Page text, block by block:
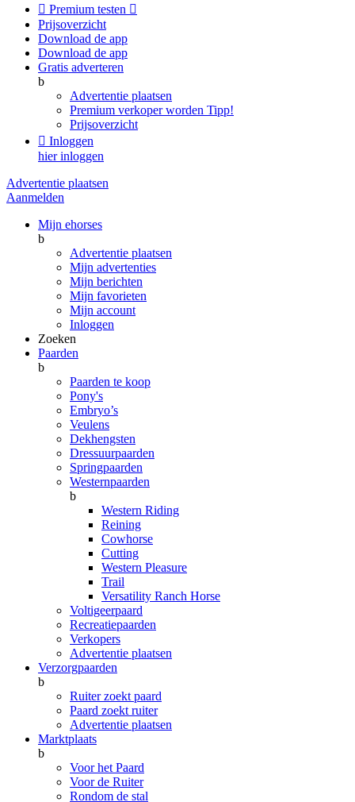
 Premium testen 
Prijsoverzicht
Download de app
Download de app
Gratis adverteren
b
Advertentie plaatsen
Premium verkoper worden Tipp!
Prijsoverzicht
 Inloggen
hier inloggen
Advertentie plaatsen
Aanmelden
Mijn ehorses
b
Advertentie plaatsen
Mijn advertenties
Mijn berichten
Mijn favorieten
Mijn account
Inloggen
Zoeken
Paarden
b
Paarden te koop
Pony's
Embryo’s
Veulens
Dekhengsten
Dressuurpaarden
Springpaarden
Westernpaarden
b
Western Riding
Reining
Cowhorse
Cutting
Western Pleasure
Trail
Versatility Ranch Horse
Voltigeerpaard
Recreatiepaarden
Verkopers
Advertentie plaatsen
Verzorgpaarden
b
Ruiter zoekt paard
Paard zoekt ruiter
Advertentie plaatsen
Marktplaats
b
Voor het Paard
Voor de Ruiter
Rondom de stal